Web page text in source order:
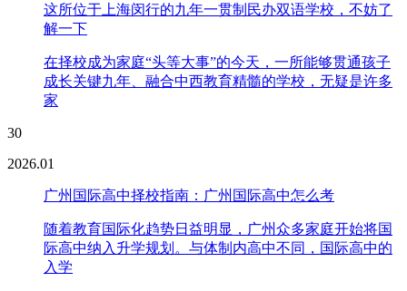
这所位于上海闵行的九年一贯制民办双语学校，不妨了
解一下
在择校成为家庭“头等大事”的今天，一所能够贯通孩子
成长关键九年、融合中西教育精髓的学校，无疑是许多
家
30
2026.01
广州国际高中择校指南：广州国际高中怎么考
随着教育国际化趋势日益明显，广州众多家庭开始将国
际高中纳入升学规划。与体制内高中不同，国际高中的
入学